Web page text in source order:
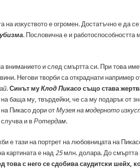
на изкуството е огромен. Достатъчно е да
. Пословична е и работоспособността
вниманието и след смъртта си. При това
Негови творби са откраднати например
. Синът му Клод Пикасосъщо става
баща му, твърдейки, че са му подарък от
Пикасо дори отМузея на модерното
и вРотердам.
е тази на портрет на любовницата на
картината е над 25млн. долара. До смъртта
това с него се сдобива саудитски шейх,